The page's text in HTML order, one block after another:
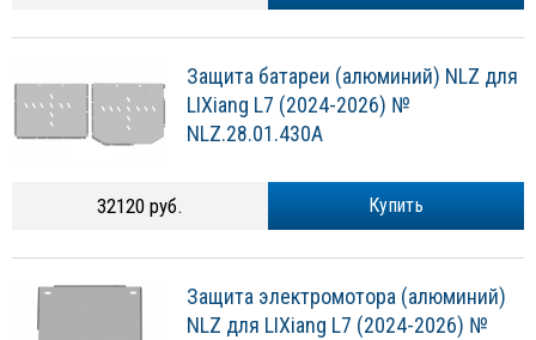
Защита батареи (алюминий) NLZ для
LIXiang L7 (2024-2026) №
NLZ.28.01.430A
Купить
32120 руб.
Защита электромотора (алюминий)
NLZ для LIXiang L7 (2024-2026) №